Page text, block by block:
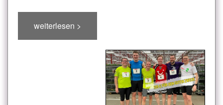
weiterlesen >